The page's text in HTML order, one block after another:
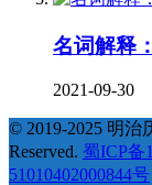
名词解释
2021-09-30
© 2019-2025 明治
Reserved. 蜀ICP备
51010402000844号